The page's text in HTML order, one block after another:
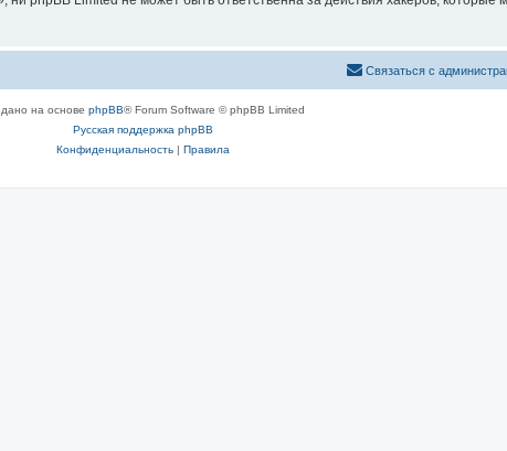
Связаться с
на основе phpBB® Forum Software © phpBB Limited
Русская поддержка phpBB
Конфиденциальность| Правила